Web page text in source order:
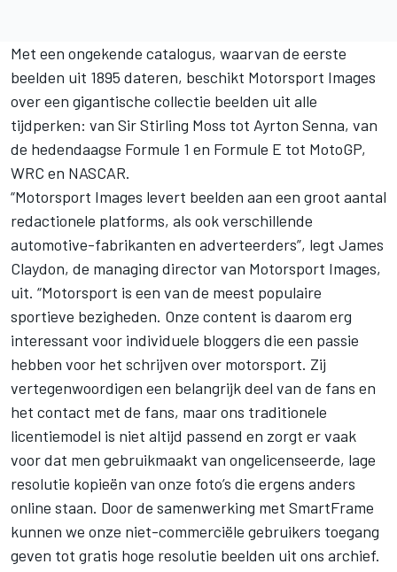
Met een ongekende catalogus, waarvan de eerste
beelden uit 1895 dateren, beschikt Motorsport Images
over een gigantische collectie beelden uit alle
tijdperken: van Sir Stirling Moss tot Ayrton Senna, van
de hedendaagse Formule 1 en Formule E tot MotoGP,
WRC en NASCAR.
“Motorsport Images levert beelden aan een groot aantal
redactionele platforms, als ook verschillende
automotive-fabrikanten en adverteerders”, legt James
Claydon, de managing director van Motorsport Images,
uit. “Motorsport is een van de meest populaire
sportieve bezigheden. Onze content is daarom erg
interessant voor individuele bloggers die een passie
hebben voor het schrijven over motorsport. Zij
vertegenwoordigen een belangrijk deel van de fans en
het contact met de fans, maar ons traditionele
licentiemodel is niet altijd passend en zorgt er vaak
voor dat men gebruikmaakt van ongelicenseerde, lage
resolutie kopieën van onze foto’s die ergens anders
online staan. Door de samenwerking met SmartFrame
kunnen we onze niet-commerciële gebruikers toegang
geven tot gratis hoge resolutie beelden uit ons archief.